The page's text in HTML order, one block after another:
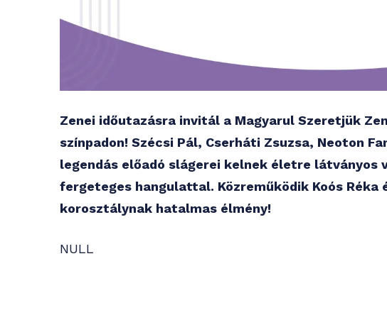
Zenei időutazásra invitál a Magyarul Szeretjük
színpadon! Szécsi Pál, Cserháti Zsuzsa, Neoton
legendás előadó slágerei kelnek életre látványos
fergeteges hangulattal. Közreműködik Koós Réka
korosztálynak hatalmas élmény!
NULL